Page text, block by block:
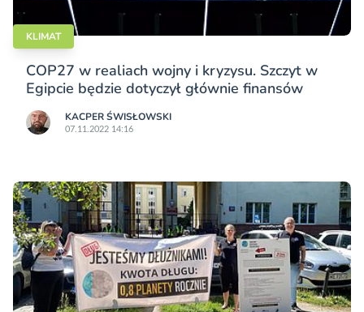
KLIMAT
COP27 w realiach wojny i kryzysu. Szczyt w
Egipcie będzie dotyczył głównie finansów
KACPER ŚWISŁO­WSKI
07.11.2022 14:16